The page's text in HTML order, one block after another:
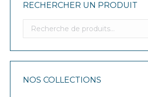
RECHERCHER UN PRODUIT
NOS COLLECTIONS